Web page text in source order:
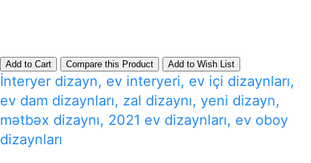
Add to Cart Compare this Product Add to Wish List
İnteryer dizayn, ev interyeri, ev içi dizaynları,
ev dam dizaynları, zal dizaynı, yeni dizayn,
mətbəx dizaynı, 2021 ev dizaynları, ev oboy
dizaynları